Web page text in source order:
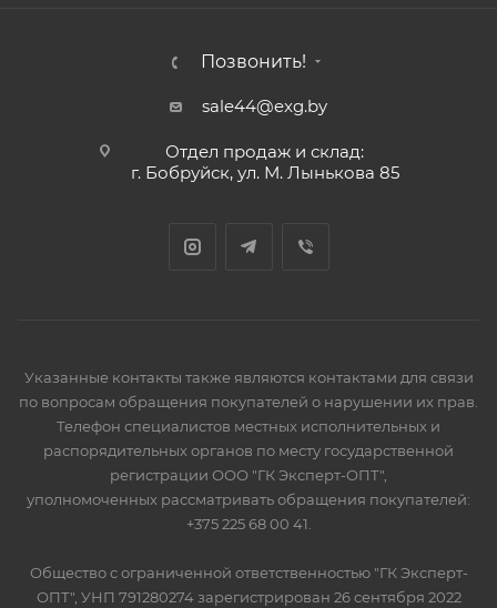
Позвонить!
sale44@exg.by
Отдел продаж и склад:
г. Бобруйск, ул. М. Лынькова 85
Указанные контакты также являются контактами для связи
по вопросам обращения покупателей о нарушении их прав.
Телефон специалистов местных исполнительных и
распорядительных органов по месту государственной
регистрации ООО "ГК Эксперт-ОПТ",
уполномоченных рассматривать обращения покупателей:
+375 225 68 00 41.
Общество с ограниченной ответственностью "ГК Эксперт-
ОПТ", УНП 791280274 зарегистрирован 26 сентября 2022